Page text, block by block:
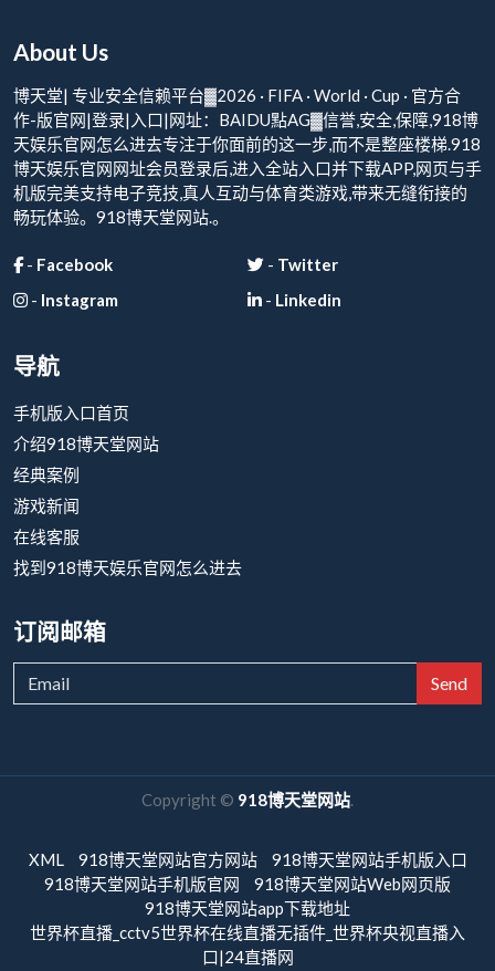
About Us
博天堂| 专业安全信赖平台▓2026 · FIFA · World · Cup · 官方合
作-版官网|登录|入口|网址：BAIDU點AG▓信誉,安全,保障,918博
天娱乐官网怎么进去专注于你面前的这一步,而不是整座楼梯.918
博天娱乐官网网址会员登录后,进入全站入口并下载APP,网页与手
机版完美支持电子竞技,真人互动与体育类游戏,带来无缝衔接的
畅玩体验。918博天堂网站.。
- Facebook - Twitter
- Instagram - Linkedin
导航
手机版入口首页
介绍918博天堂网站
经典案例
游戏新闻
在线客服
找到918博天娱乐官网怎么进去
订阅邮箱
Send
Copyright © 918博天堂网站.
XML 918博天堂网站官方网站
918博天堂网站手机版入口
918博天堂网站手机版官网
918博天堂网站Web网页版
918博天堂网站app下载地址
世界杯直播_cctv5世界杯在线直播无插件_世界杯央视直播入
口|24直播网